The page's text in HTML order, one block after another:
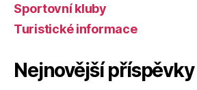
Sportovní kluby
Turistické informace
Nejnovější příspěvky